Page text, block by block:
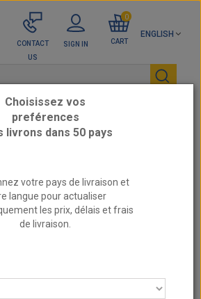
ENGLISH
CONTACT
US
SIGN IN CART
0
wastegate actuator for DS3 207
RCZ MINI COOPER R56
Choisissez vos
preférences
livrons dans 50 pays
votre pays de livraison et
langue pour actualiser
les prix, délais et frais
de livraison.